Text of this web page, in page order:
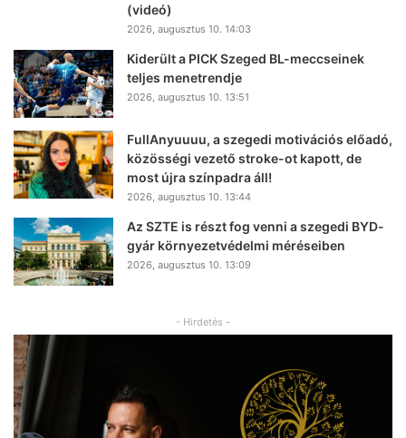
(videó)
2026, augusztus 10. 14:03
Kiderült a PICK Szeged BL-meccseinek
teljes menetrendje
2026, augusztus 10. 13:51
FullAnyuuuu, a szegedi motivációs előadó,
közösségi vezető stroke-ot kapott, de
most újra színpadra áll!
2026, augusztus 10. 13:44
Az SZTE is részt fog venni a szegedi BYD-
gyár környezetvédelmi méréseiben
2026, augusztus 10. 13:09
- Hirdetés -